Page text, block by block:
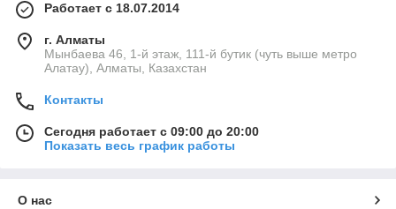
Работает с 18.07.2014
г. Алматы
Мынбаева 46, 1-й этаж, 111-й бутик (чуть выше метро
Алатау), Алматы, Казахстан
Контакты
Сегодня работает с 09:00 до 20:00
Показать весь график работы
О нас